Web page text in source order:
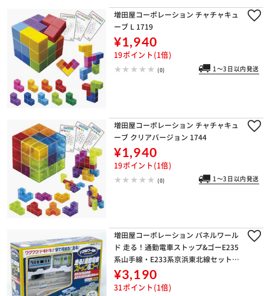
増田屋コーポレーション チャチャキュ
ーブ L 1719
¥1,940
19ポイント(1倍)
(0) 1～3日以内発送
増田屋コーポレーション チャチャキュ
ーブ クリアバージョン 1744
¥1,940
19ポイント(1倍)
(0) 1～3日以内発送
増田屋コーポレーション パネルワール
ド 走る！通勤電車ストップ&ゴーE235
系山手線・E233系京浜東北線セット 1
701
¥3,190
31ポイント(1倍)